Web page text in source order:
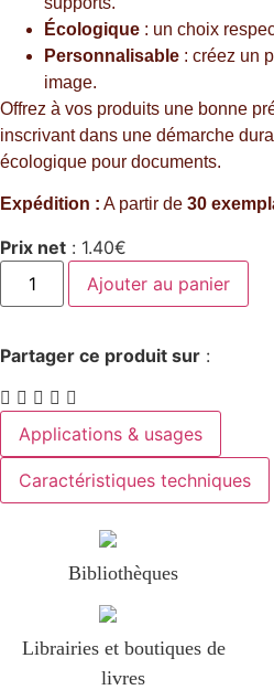
Écologique : un choix
Personnalisable : créez un
image.
Offrez à vos produits une bonne
inscrivant dans une démarche
écologique pour documents.
Expédition : A partir de 30
Prix net : 1.40€
Ajouter au panier
Partager ce produit sur :
Applications & usages
Caractéristiques techniques
Bibliothèques
Librairies et boutiques de
livres